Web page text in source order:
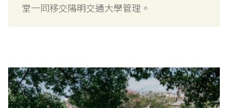
堂一同移交陽明交通大學管理。